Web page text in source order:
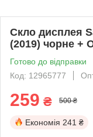
Скло дисплея
(2019) чорне +
Готово до відправки
Код: 12965777
259 ₴ 500 ₴
Економія 241 ₴